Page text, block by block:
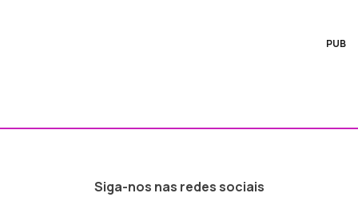
PUB
Siga-nos nas redes sociais